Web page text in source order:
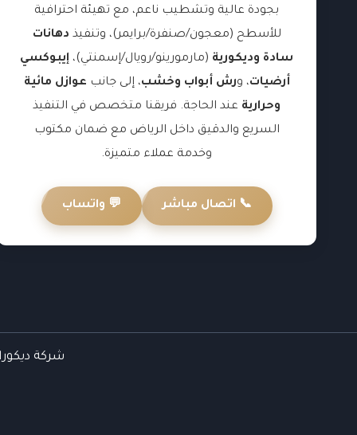
بجودة عالية وتشطيب ناعم، مع تهيئة احترافية
للأسطح (معجون/صنفرة/برايمر)، وتنفيذ دهانات
سادة وديكورية (مارمورينو/رويال/إسمنتي)، إيبوكسي
أرضيات، ورش أبواب وخشب، إلى جانب عوازل مائية
وحرارية عند الحاجة. فريقنا متخصص في التنفيذ
السريع والدقيق داخل الرياض مع ضمان مكتوب
وخدمة عملاء متميزة.
📞 اتصال مباشر 💬 واتساب
شركة